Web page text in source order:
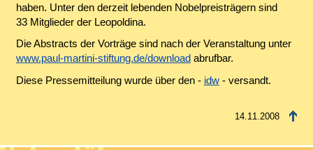
haben. Unter den derzeit lebenden Nobelpreisträgern sind
33 Mitglieder der Leopoldina.
Die Abstracts der Vorträge sind nach der Veranstaltung unter
www.paul-martini-stiftung.de/downloadabrufbar.
Diese Pressemitteilung wurde über den - idw- versandt.
14.11.2008